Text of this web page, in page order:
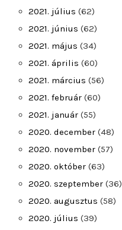
2021. július (62)
2021. június (62)
2021. május (34)
2021. április (60)
2021. március (56)
2021. február (60)
2021. január (55)
2020. december (48)
2020. november (57)
2020. október (63)
2020. szeptember (36)
2020. augusztus (58)
2020. július (39)